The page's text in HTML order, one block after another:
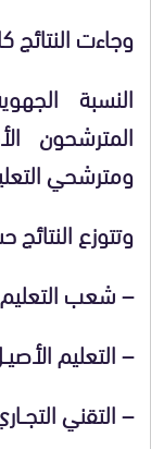
وجاءت النتائج
النسبة
المترشحون
ومترشحي
وتتوزع
– شعب التعليم
– التعليم الأصيــل
– التقني التجــاري